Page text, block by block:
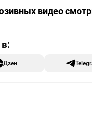
видео
Дзен